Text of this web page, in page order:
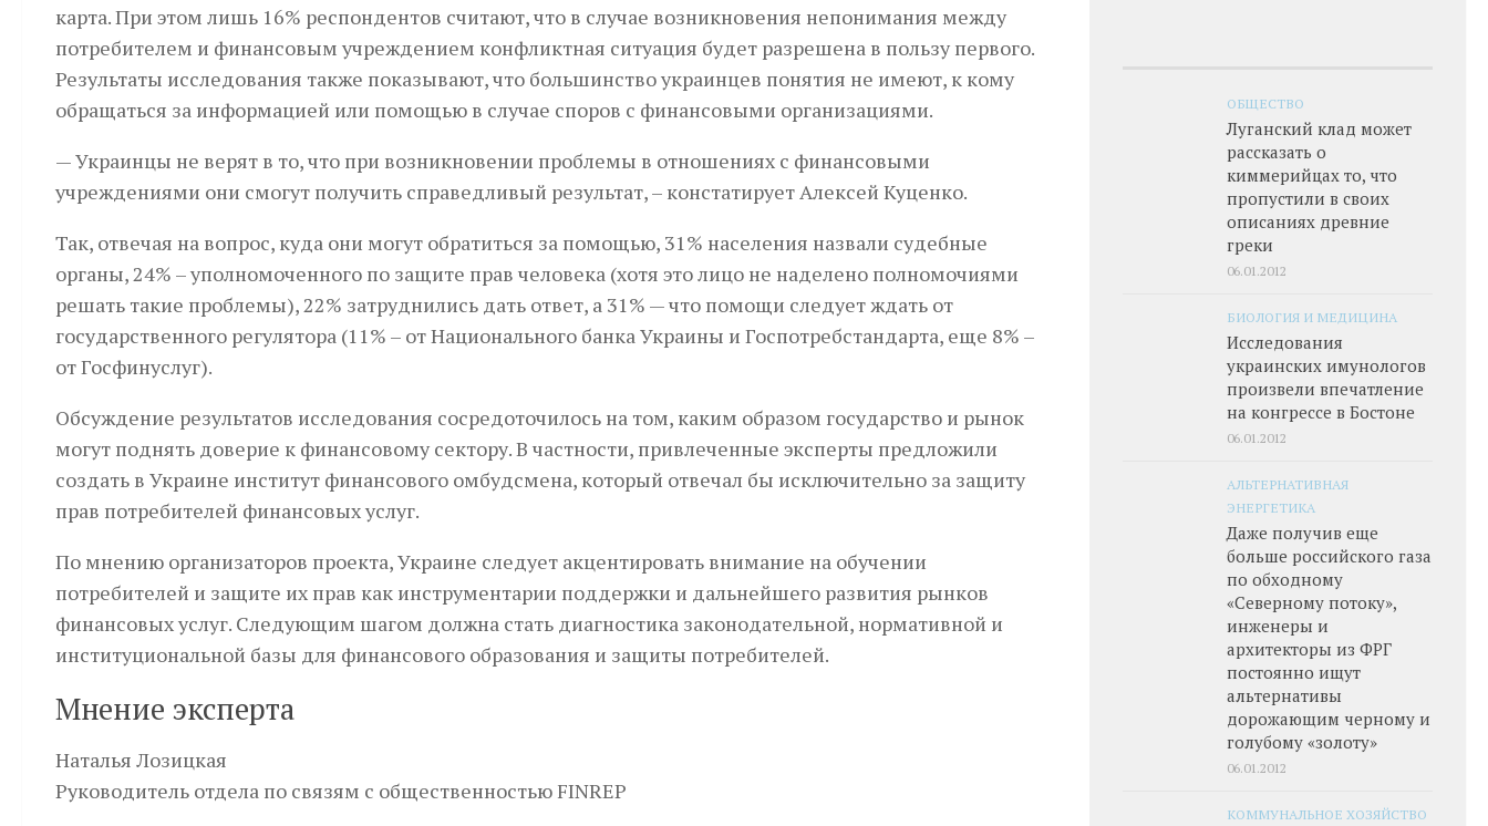
карта. При этом лишь 16% респондентов считают, что в случае возникновения непонимания между
потребителем и финансовым учреждением конфликтная ситуация будет разрешена в пользу первого.
Результаты исследования также показывают, что большинство украинцев понятия не имеют, к кому
обращаться за информацией или помощью в случае споров с финансовыми организациями.
— Украинцы не верят в то, что при возникновении проблемы в отношениях с финансовыми
учреждениями они смогут получить справедливый результат, – констатирует Алексей Куценко.
Так, отвечая на вопрос, куда они могут обратиться за помощью, 31% населения назвали судебные
органы, 24% – уполномоченного по защите прав человека (хотя это лицо не наделено полномочиями
решать такие проблемы), 22% затруднились дать ответ, а 31% — что помощи следует ждать от
государственного регулятора (11% – от Национального банка Украины и Госпотребстандарта, еще 8% –
от Госфинуслуг).
Обсуждение результатов исследования сосредоточилось на том, каким образом государство и рынок
могут поднять доверие к финансовому сектору. В частности, привлеченные эксперты предложили
создать в Украине институт финансового омбудсмена, который отвечал бы исключительно за защиту
прав потребителей финансовых услуг.
По мнению организаторов проекта, Украине следует акцентировать внимание на обу­чении
потребителей и защите их прав как инструментарии поддержки и дальнейшего развития рынков
финансовых услуг. Следующим шагом должна стать диагностика законодательной, нормативной и
институциональной базы для финансового образования и защиты потребителей.
Мнение эксперта
Наталья Лозицкая
Руководитель отдела по связям с общественностью FINREP
ОБЩЕСТВО
Луганский клад может
рассказать о
киммерийцах то, что
пропустили в своих
описаниях древние
греки
06.01.2012
БИОЛОГИЯ И МЕДИЦИНА
Исследования
украинских имунологов
произвели впечатление
на конгрессе в Бостоне
06.01.2012
АЛЬТЕРНАТИВНАЯ
ЭНЕРГЕТИКА
Даже получив еще
больше российского газа
по обходному
«Северному потоку»,
инженеры и
архитекторы из ФРГ
постоянно ищут
альтернативы
дорожающим черному и
голубому «золоту»
06.01.2012
КОММУНАЛЬНОЕ ХОЗЯЙСТВО